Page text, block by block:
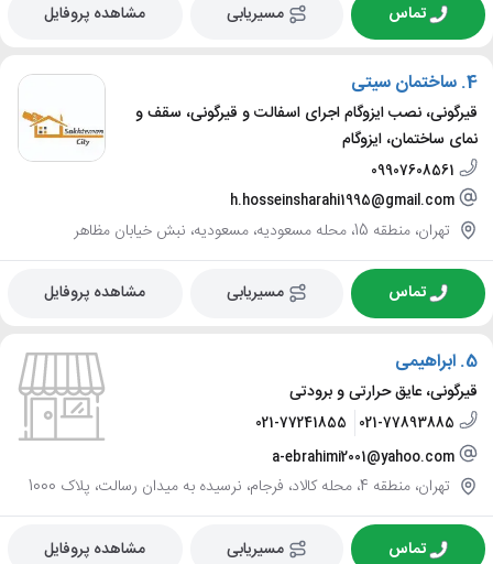
تماس مسیریابی مشاهده پروفایل
4. ساختمان سیتی
قیرگونی، نصب ایزوگام اجرای اسفالت و قیرگونی، سقف و
نمای ساختمان، ایزوگام
09907608561
h.hosseinsharahi1995@gmail.com
تهران، منطقه 15، محله مسعودیه، مسعودیه، نبش خیابان مظاهر
تماس مسیریابی مشاهده پروفایل
5. ابراهیمی
قیرگونی، عایق حرارتی و برودتی
021-77893885
021-77241855
a-ebrahimi2001@yahoo.com
تهران، منطقه 4، محله کالاد، فرجام، نرسیده به میدان رسالت، پلاک 1000
تماس مسیریابی مشاهده پروفایل